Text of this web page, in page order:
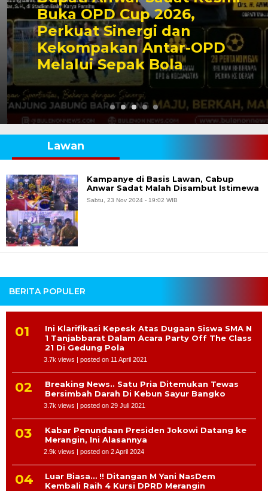
Buka OPD Cup 2026,
Perkuat Sinergi dan
Kekompakan Antar-OPD
Melalui Sepak Bola
BERITA POPULER
Ini Klarifikasi Kepesk Atas Dugaan Siswa SMA N
1 Tanjabbarat Dalam Acara Party Off The Class
21 Di Gedung Pola
3.7k views | posted on 11 April 2021
Breaking News.. Satu Pria Ditemukan Tewas
Bersimbah Darah Di Kebun Sayur Bangko
3.7k views | posted on 29 Juli 2021
Kabar Penundaan Presiden Jokowi Datang ke
Merangin, Ini Alasannya
2.9k views | posted on 2 April 2024
Luar Biasa… !! Ditangan M Yani NasDem
Kembali Raih 4 Kursi DPRD Merangin
Lawan
Kampanye di Basis Lawan, Cabup
Anwar Sadat Malah Disambut Istimewa
Sabtu, 23 Nov 2024 - 19:02 WIB